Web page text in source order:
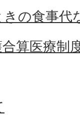
の食事代
算医療制